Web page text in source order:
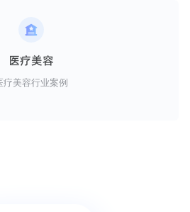
医疗美容
疗美容行业案例